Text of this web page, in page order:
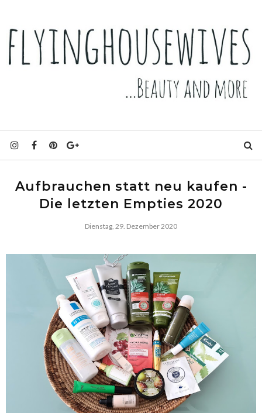
Aufbrauchen statt neu kaufen -
Die letzten Empties 2020
Dienstag, 29. Dezember 2020